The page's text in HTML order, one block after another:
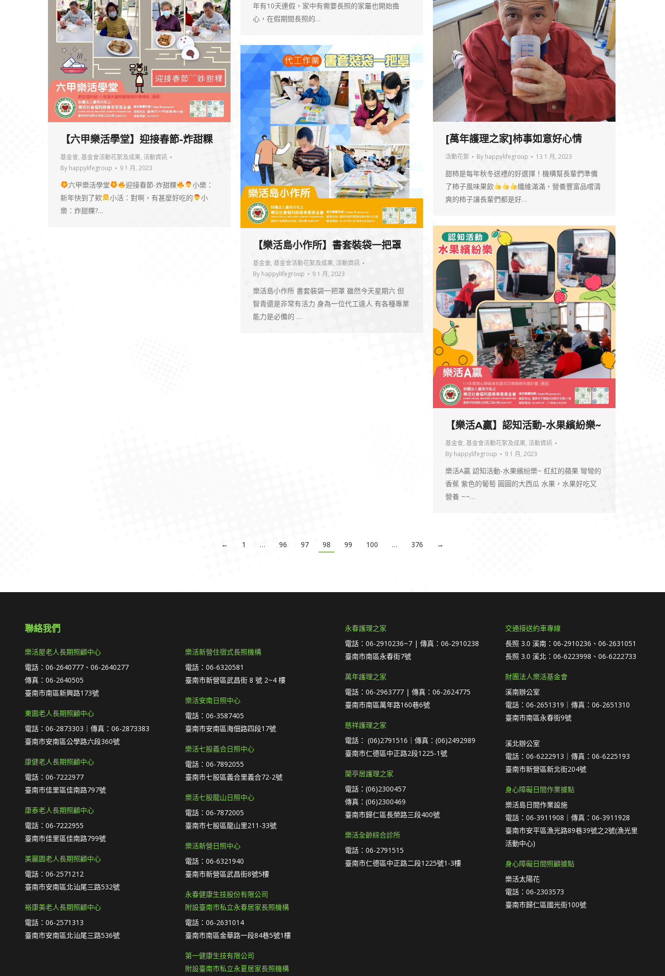
年有10天連假，家中有需要長照的家屬也開始擔
心，在假期間長照的…
[萬年護理之家]柿事如意好心情
活動花絮 By happylifegroup 13 1 月, 2023
甜柿是每年秋冬送禮的好選擇！機構幫長輩們準備
了柿子風味果飲
纖維滿滿，營養豐富品嚐清
爽的柿子讓長輩們都是好…
【六甲樂活學堂】迎接春節-炸甜粿
基金會, 基金會活動花絮及成果, 活動資訊
By happylifegroup 9 1 月, 2023
六甲樂活學堂 迎接春節-炸甜粿
小樂：
新年快到了欸
小活：對啊，有甚麼好吃的
小
樂：炸甜粿?…
【樂活島小作所】書套裝袋一把罩
基金會, 基金會活動花絮及成果, 活動資訊
By happylifegroup 9 1 月, 2023
樂活島小作所 書套裝袋一把罩 雖然今天星期六 但
智青還是非常有活力 身為一位代工達人 有各種專業
能力是必備的 …
【樂活A贏】認知活動-水果繽紛樂~
基金會, 基金會活動花絮及成果, 活動資訊
By happylifegroup 9 1 月, 2023
樂活A贏 認知活動-水果繽紛樂~ 紅紅的蘋果 彎彎的
香蕉 紫色的葡萄 圓圓的大西瓜 水果，水果好吃又
營養 ~~…
← 1 … 96 97 98 99 100 … 376 →
聯絡我們
樂活屋老人長期照顧中心
電話：06-2640777、06-2640277
傳真：06-2640505
臺南市南區新興路173號
東園老人長期照顧中心
電話：06-2873303｜傳真：06-2873383
臺南市安南區公學路六段360號
康健老人長期照顧中心
電話：06-7222977
臺南市佳里區佳南路797號
康泰老人長期照顧中心
電話：06-7222955
臺南市佳里區佳南路799號
美麗園老人長期照顧中心
電話：06-2571212
臺南市安南區北汕尾三路532號
裕康美老人長期照顧中心
電話：06-2571313
臺南市安南區北汕尾三路536號
樂活新營住宿式長照機構
電話：06-6320581
臺南市新營區武昌街 8 號 2~4 樓
樂活安南日照中心
電話：06-3587405
臺南市安南區海佃路四段17號
樂活七股義合日照中心
電話：06-7892055
臺南市七股區義合里義合72-2號
樂活七股龍山日照中心
電話：06-7872005
臺南市七股區龍山里211-33號
樂活新營日照中心
電話：06-6321940
臺南市新營區武昌街8號5樓
永春健康生技股份有限公司
附設臺南市私立永春居家長照機構
電話：06-2631014
臺南市南區金華路一段84巷5號1樓
第一健康生技有限公司
附設臺南市私立永夏居家長照機構
永春護理之家
電話：06-2910236~7 | 傳真：06-2910238
臺南市南區永春街7號
萬年護理之家
電話：06-2963777 | 傳真：06-2624775
臺南市南區萬年路160巷6號
慈祥護理之家
電話： (06)2791516｜傳真：(06)2492989
臺南市仁德區中正路2段1225-1號
蘭亭居護理之家
電話：(06)2300457
傳真：(06)2300469
臺南市歸仁區長榮路三段400號
樂活全齡綜合診所
電話：06-2791515
臺南市仁德區中正路二段1225號1-3樓
交通接送約車專線
長照 3.0 溪南：06-2910236、06-2631051
長照 3.0 溪北：06-6223998、06-6222733
財團法人樂活基金會
溪南辦公室
電話：06-2651319｜傳真：06-2651310
臺南市南區永春街9號
溪北辦公室
電話：06-6222913｜傳真：06-6225193
臺南市新營區新北街204號
身心障礙日間作業據點
樂活島日間作業設施
電話：06-3911908｜傳真：06-3911928
臺南市安平區漁光路89巷39號之2號(漁光里
活動中心)
身心障礙日間照顧據點
樂活太陽花
電話：06-2303573
臺南市歸仁區國光街100號